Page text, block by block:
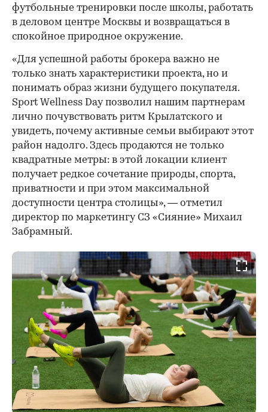
футбольные тренировки после школы, работать
в деловом центре Москвы и возвращаться в
спокойное природное окружение.
«Для успешной работы брокера важно не
только знать характеристики проекта, но и
понимать образ жизни будущего покупателя.
Sport Wellness Day позволил нашим партнерам
лично почувствовать ритм Крылатского и
увидеть, почему активные семьи выбирают этот
район надолго. Здесь продаются не только
квадратные метры: в этой локации клиент
получает редкое сочетание природы, спорта,
приватности и при этом максимальной
доступности центра столицы», — отметил
директор по маркетингу СЗ «Сияние» Михаил
Забрамный.